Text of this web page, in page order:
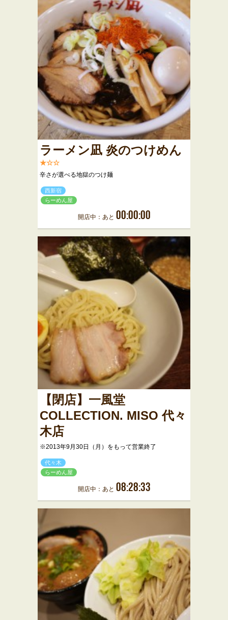
ラーメン凪 炎のつけめん
★☆☆
辛さが選べる地獄のつけ麺
西新宿
らーめん屋
開店中：あと 00:00:00
【閉店】一風堂
COLLECTION. MISO 代々
木店
※2013年9月30日（月）をもって営業終了
代々木
らーめん屋
開店中：あと 08:28:33